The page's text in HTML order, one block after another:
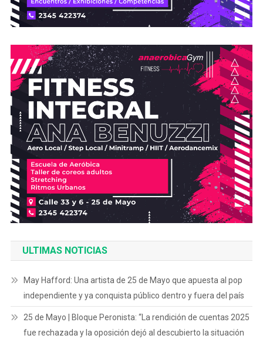
ULTIMAS NOTICIAS
May Hafford: Una artista de 25 de Mayo que apuesta al pop
independiente y ya conquista público dentro y fuera del país
25 de Mayo | Bloque Peronista: “La rendición de cuentas 2025
fue rechazada y la oposición dejó al descubierto la situación